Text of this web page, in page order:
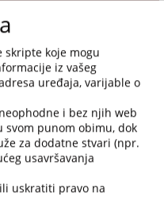
skripte koje mogu
iz vašeg
uređaja, varijable o
i bez njih web
punom obimu, dok
za dodatne stvari (npr.
usavršavanja
uskratiti pravo na